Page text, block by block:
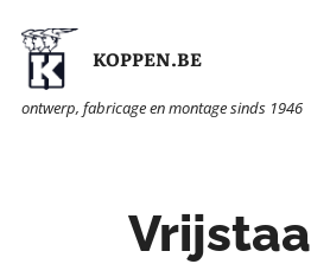
KOPPEN.BE
ontwerp, fabricage en montage sinds 1946